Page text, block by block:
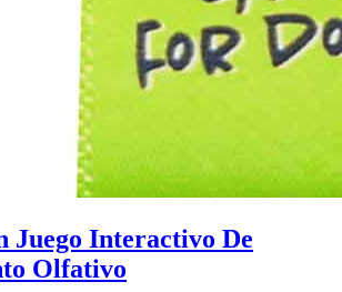
Juego Interactivo De
Olfativo